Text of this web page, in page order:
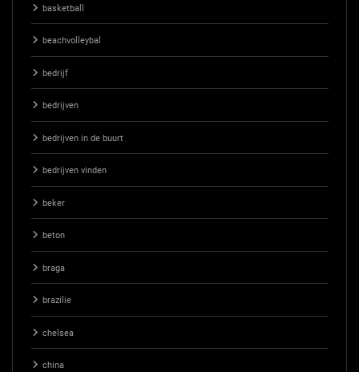
basketball
beachvolleybal
bedrijf
bedrijven
bedrijven in de buurt
bedrijven vinden
beker
beton
braga
brazilie
chelsea
china